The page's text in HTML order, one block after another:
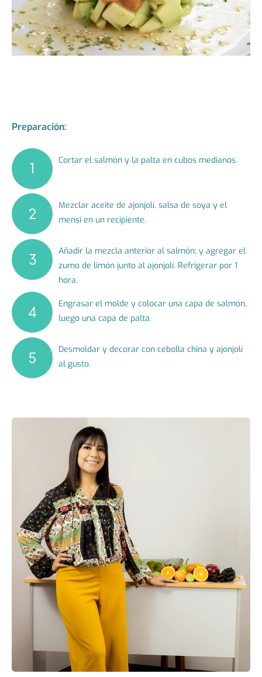
Preparación:
Cortar el salmón y la palta en cubos medianos.
Mezclar aceite de ajonjolí, salsa de soya y el
mensi en un recipiente.
Añadir la mezcla anterior al salmón; y agregar el
zumo de limón junto al ajonjolí. Refrigerar por 1
hora.
Engrasar el molde y colocar una capa de salmón,
luego una capa de palta.
Desmoldar y decorar con cebolla china y ajonjolí
al gusto.